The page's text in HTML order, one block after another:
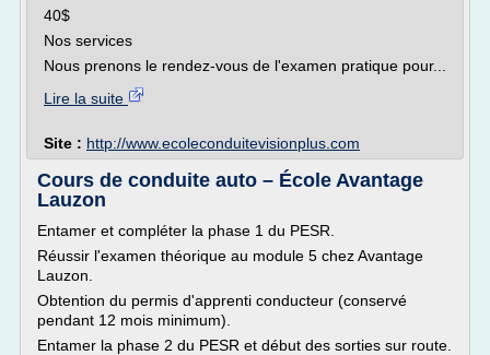
40$
Nos services
Nous prenons le rendez-vous de l'examen pratique pour...
Lire la suite
Site : http://www.ecoleconduitevisionplus.com
Cours de conduite auto – École Avantage
Lauzon
Entamer et compléter la phase 1 du PESR.
Réussir l'examen théorique au module 5 chez Avantage
Lauzon.
Obtention du permis d'apprenti conducteur (conservé
pendant 12 mois minimum).
Entamer la phase 2 du PESR et début des sorties sur route.